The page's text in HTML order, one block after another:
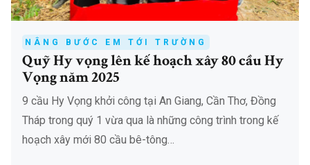
NÂNG BƯỚC EM TỚI TRƯỜNG
Quỹ Hy vọng lên kế hoạch xây 80 cầu Hy
Vọng năm 2025
9 cầu Hy Vọng khởi công tại An Giang, Cần Thơ, Đồng
Tháp trong quý 1 vừa qua là những công trình trong kế
hoạch xây mới 80 cầu bê-tông…